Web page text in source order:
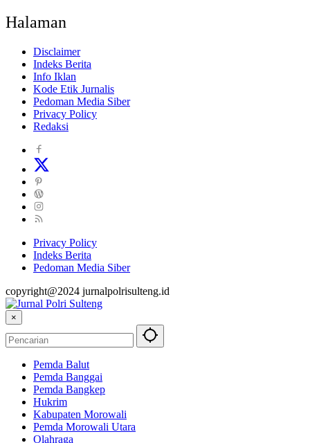
Halaman
Disclaimer
Indeks Berita
Info Iklan
Kode Etik Jurnalis
Pedoman Media Siber
Privacy Policy
Redaksi
Privacy Policy
Indeks Berita
Pedoman Media Siber
copyright@2024 jurnalpolrisulteng.id
×
Pemda Balut
Pemda Banggai
Pemda Bangkep
Hukrim
Kabupaten Morowali
Pemda Morowali Utara
Olahraga